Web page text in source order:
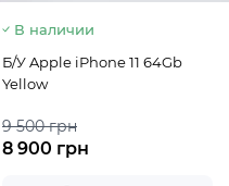
В наличии
Б/У Apple iPhone 11 64Gb
Yellow
9 500 грн
8 900 грн